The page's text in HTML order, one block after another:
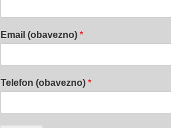
Email (obavezno) *
Telefon (obavezno) *